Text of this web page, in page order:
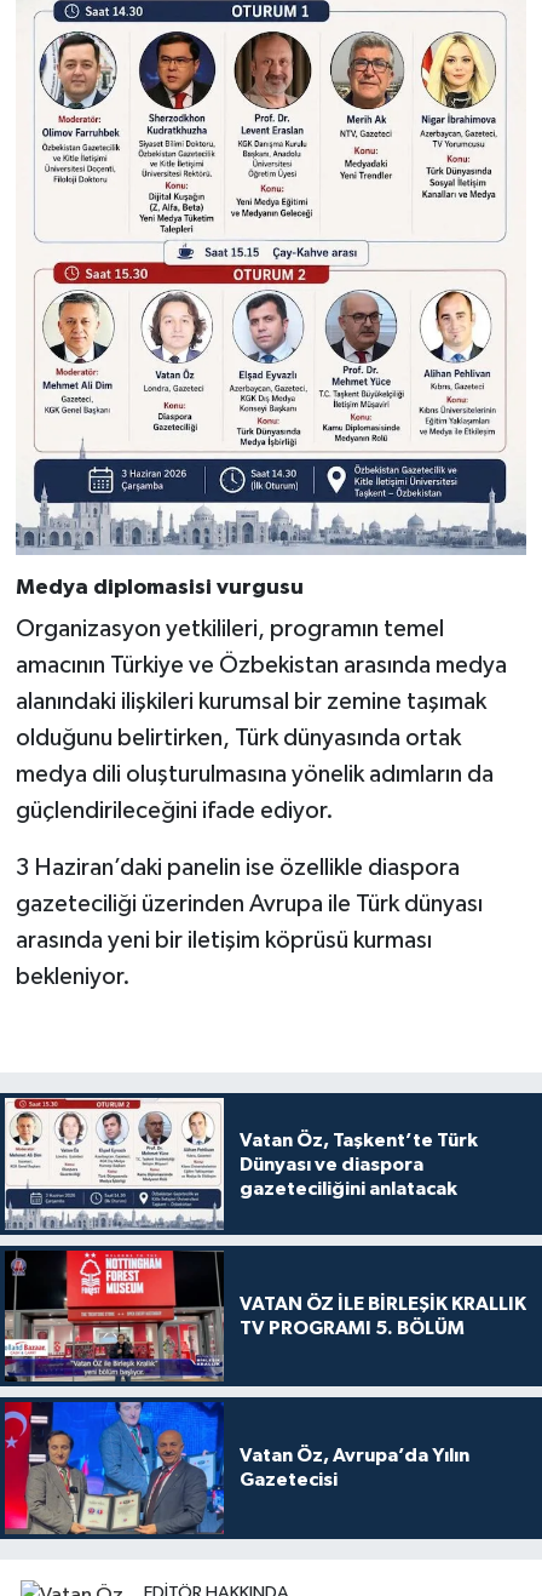
Medya diplomasisi vurgusu
Organizasyon yetkilileri, programın temel
amacının Türkiye ve Özbekistan arasında medya
alanındaki ilişkileri kurumsal bir zemine taşımak
olduğunu belirtirken, Türk dünyasında ortak
medya dili oluşturulmasına yönelik adımların da
güçlendirileceğini ifade ediyor.
3 Haziran’daki panelin ise özellikle diaspora
gazeteciliği üzerinden Avrupa ile Türk dünyası
arasında yeni bir iletişim köprüsü kurması
bekleniyor.
Vatan Öz, Taşkent’te Türk
Dünyası ve diaspora
gazeteciliğini anlatacak
VATAN ÖZ İLE BİRLEŞİK KRALLIK
TV PROGRAMI 5. BÖLÜM
Vatan Öz, Avrupa’da Yılın
Gazetecisi